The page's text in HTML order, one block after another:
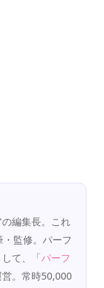
編集長。これ
監修。パーフ
て、「パーフ
営。常時50,000